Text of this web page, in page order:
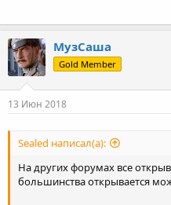
МузСаша
Gold Member
13 Июн 2018
Sealed написал(а):
На других форумах все
большинства открывается